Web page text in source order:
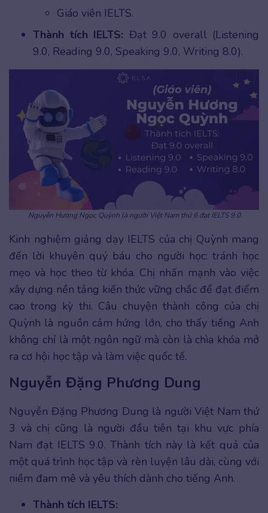
Giáo viên IELTS.
Thành tích IELTS: Đạt 9.0 overall (Listening
9.0, Reading 9.0, Speaking 9.0, Writing 8.0).
Nguyễn Hương Ngọc Quỳnh là người Việt Nam thứ 6 đạt IELTS 9.0
Kinh nghiệm giảng dạy IELTS của chị Quỳnh mang
đến lời khuyên quý báu cho người học: tránh học
mẹo và học theo từ khóa. Chị nhấn mạnh vào việc
xây dựng nền tảng kiến thức vững chắc để đạt điểm
cao trong kỳ thi. Câu chuyện thành công của chị
Quỳnh là nguồn cảm hứng lớn, cho thấy tiếng Anh
không chỉ là một ngôn ngữ mà còn là chìa khóa mở
ra cơ hội học tập và làm việc quốc tế.
Nguyễn Đặng Phương Dung
Nguyễn Đặng Phương Dung là người Việt Nam thứ
3 và chị cũng là người đầu tiên tại khu vực phía
Nam đạt IELTS 9.0. Thành tích này là kết quả của
một quá trình học tập và rèn luyện lâu dài, cùng với
niềm đam mê và yêu thích dành cho tiếng Anh.
Thành tích IELTS: